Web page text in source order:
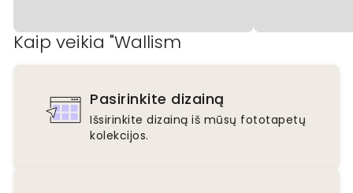
Kaip veikia "Wallism
Pasirinkite dizainą
Išsirinkite dizainą iš mūsų fototapetų
kolekcijos.